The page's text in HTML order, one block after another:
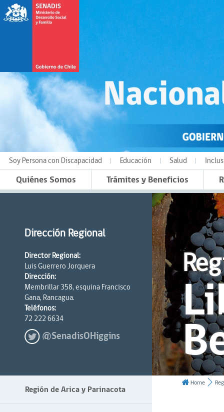
Soy Persona con Discapacidad Educación Salud
Quiénes Somos Trámites y Beneficios
Dirección Regional
Director Regional:
Luis Guerrero Jorquera
Dirección:
Membrillar 358, esquina Francisco
Gana, Rancagua.
Teléfonos:
72 222 6634
@SenadisOHiggins
Región de Arica y Parinacota
Home